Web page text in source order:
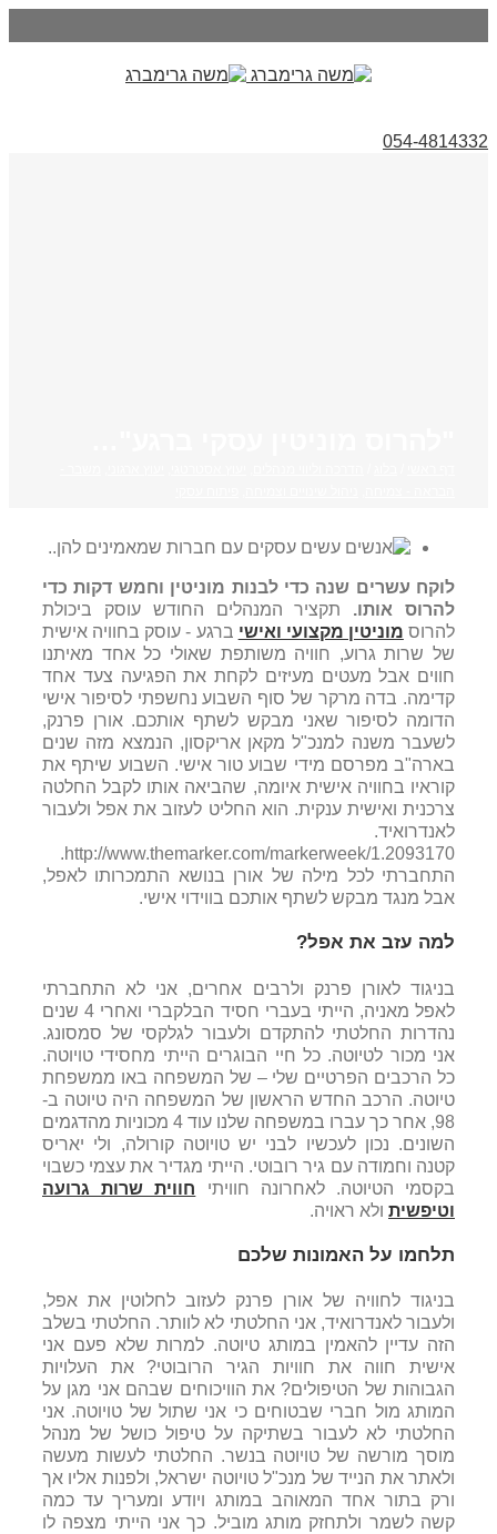
054-4814332
לוקח עשרים שנה כדי לבנות מוניטין וחמש דקות כדי
להרוס אותו. תקציר המנהלים החודש עוסק ביכולת
להרוס מוניטין מקצועי ואישי ברגע - עוסק בחוויה אישית
של שרות גרוע, חוויה משותפת שאולי כל אחד מאיתנו
חווים אבל מעטים מעיזים לקחת את הפגיעה צעד אחד
קדימה. בדה מרקר של סוף השבוע נחשפתי לסיפור אישי
הדומה לסיפור שאני מבקש לשתף אותכם. אורן פרנק,
לשעבר משנה למנכ"ל מקאן אריקסון, הנמצא מזה שנים
בארה"ב מפרסם מידי שבוע טור אישי. השבוע שיתף את
קוראיו בחוויה אישית איומה, שהביאה אותו לקבל החלטה
צרכנית ואישית ענקית. הוא החליט לעזוב את אפל ולעבור
לאנדרואיד.
http://www.themarker.com/markerweek/1.2093170.
התחברתי לכל מילה של אורן בנושא התמכרותו לאפל,
אבל מנגד מבקש לשתף אותכם בווידוי אישי.
למה עזב את אפל?
בניגוד לאורן פרנק ולרבים אחרים, אני לא התחברתי
לאפל מאניה, הייתי בעברי חסיד הבלקברי ואחרי 4 שנים
נהדרות החלטתי להתקדם ולעבור לגלקסי של סמסונג.
אני מכור לטיוטה. כל חיי הבוגרים הייתי מחסידי טויוטה.
כל הרכבים הפרטיים שלי – של המשפחה באו ממשפחת
טיוטה. הרכב החדש הראשון של המשפחה היה טיוטה ב-
98, אחר כך עברו במשפחה שלנו עוד 4 מכוניות מהדגמים
השונים. נכון לעכשיו לבני יש טויוטה קורולה, ולי יאריס
קטנה וחמודה עם גיר רובוטי. הייתי מגדיר את עצמי כשבוי
בקסמי הטיוטה. לאחרונה חוויתי חווית שרות גרועה
וטיפשית ולא ראויה.
תלחמו על האמונות שלכם
בניגוד לחוויה של אורן פרנק לעזוב לחלוטין את אפל,
ולעבור לאנדרואיד, אני החלטתי לא לוותר. החלטתי בשלב
הזה עדיין להאמין במותג טיוטה. למרות שלא פעם אני
אישית חווה את חוויות הגיר הרובוטי? את העלויות
הגבוהות של הטיפולים? את הוויכוחים שבהם אני מגן על
המותג מול חברי שבטוחים כי אני שתול של טויוטה. אני
החלטתי לא לעבור בשתיקה על טיפול כושל של מנהל
מוסך מורשה של טויוטה בנשר. החלטתי לעשות מעשה
ולאתר את הנייד של מנכ"ל טויוטה ישראל, ולפנות אליו אך
ורק בתור אחד המאוהב במותג ויודע ומעריך עד כמה
קשה לשמר ולתחזק מותג מוביל. כך אני הייתי מצפה לו